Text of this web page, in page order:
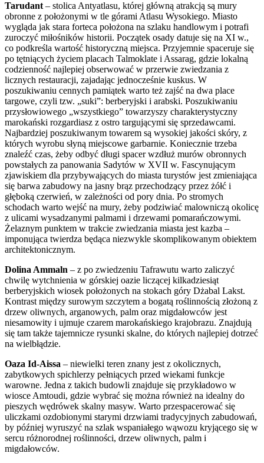
Tarudant– stolica Antyatlasu, której główną atrakcją są mury
obronne z położonymi w tle górami Atlasu Wysokiego. Miasto
wygląda jak stara forteca położona na szlaku handlowym i potrafi
zuroczyć miłośników historii. Początek osady datuje się na XI w.,
co podkreśla wartość historyczną miejsca. Przyjemnie spaceruje się
po tętniących życiem placach Talmoklate i Assarag, gdzie lokalną
codzienność najlepiej obserwować w przerwie zwiedzania z
licznych restauracji, zajadając jednocześnie kuskus. W
poszukiwaniu cennych pamiątek warto też zajść na dwa place
targowe, czyli tzw. „suki”: berberyjski i arabski. Poszukiwaniu
przysłowiowego „wszystkiego” towarzyszy charakterystyczny
marokański rozgardiasz z ostro targującymi się sprzedawcami.
Najbardziej poszukiwanym towarem są wysokiej jakości skóry, z
których wyrobu słyną miejscowe garbarnie. Koniecznie trzeba
znaleźć czas, żeby odbyć długi spacer wzdłuż murów obronnych
powstałych za panowania Sadytów w XVII w. Fascynującym
zjawiskiem dla przybywających do miasta turystów jest zmieniająca
się barwa zabudowy na jasny brąz przechodzący przez żółć i
głęboką czerwień, w zależności od pory dnia. Po stromych
schodach warto wejść na mury, żeby podziwiać malowniczą okolicę
z ulicami wysadzanymi palmami i drzewami pomarańczowymi.
Żelaznym punktem w trakcie zwiedzania miasta jest kazba –
imponująca twierdza będąca niezwykle skomplikowanym obiektem
architektonicznym.
Dolina Ammaln – z po zwiedzeniu Tafrawutu warto zaliczyć
chwilę wytchnienia w górskiej oazie liczącej kilkadziesiąt
berberyjskich wiosek położonych na stokach góry Dżabal Lakst.
Kontrast między surowym szczytem a bogatą roślinnością złożoną z
drzew oliwnych, arganowych, palm oraz migdałowców jest
niesamowity i ujmuje czarem marokańskiego krajobrazu. Znajdują
się tam także tajemnicze rysunki skalne, do których najlepiej dotrzeć
na wielbłądzie.
Oaza Id-Aissa – niewielki teren znany jest z okolicznych,
zabytkowych spichlerzy pełniących przed wiekami funkcje
warowne. Jedna z takich budowli znajduje się przykładowo w
wiosce Amtoudi, gdzie wybrać się można również na idealny do
pieszych wędrówek skalny masyw. Warto przespacerować się
uliczkami ozdobionymi starymi drzwiami tradycyjnych zabudowań,
by później wyruszyć na szlak wspaniałego wąwozu kryjącego się w
sercu różnorodnej roślinności, drzew oliwnych, palm i
migdałowców.